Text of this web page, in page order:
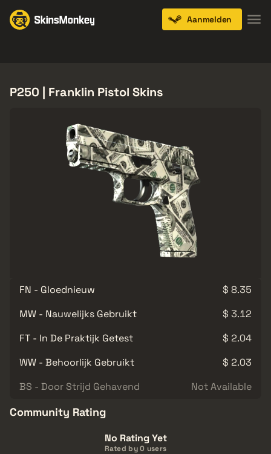
Aanmelden
P250 | Franklin Pistol Skins
FN - Gloednieuw
$ 8.35
MW - Nauwelijks Gebruikt
$ 3.12
FT - In De Praktijk Getest
$ 2.04
WW - Behoorlijk Gebruikt
$ 2.03
BS - Door Strijd Gehavend
Not Available
Community Rating
No Rating Yet
Rated by 0 users